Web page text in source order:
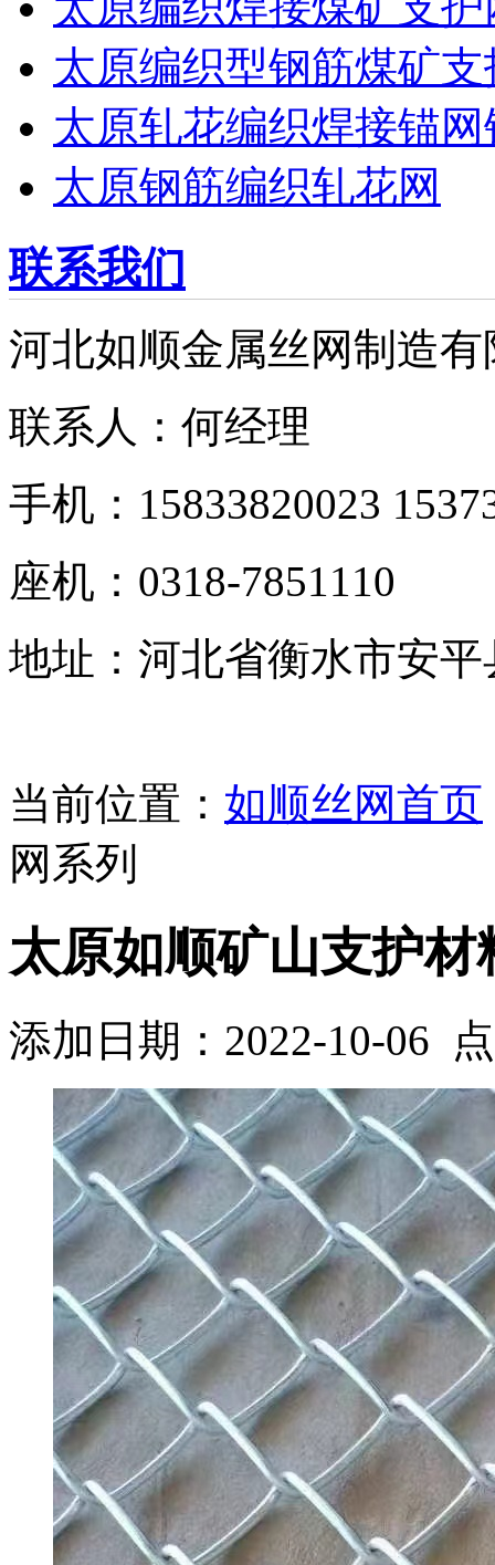
太原编织型钢筋煤矿
太原轧花编织焊接锚
太原钢筋编织轧花网
联系我们
河北如顺金属丝网制造有
联系人：何经理
手机：15833820023
座机：0318-7851110
地址：河北省衡水市安
当前位置： 如顺丝网首页
网系列
太原如顺矿山支护材
添加日期：2022-10-06